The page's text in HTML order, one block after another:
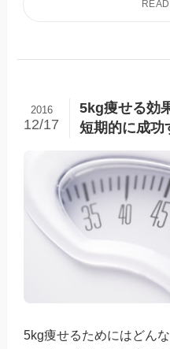
5kg痩せる効
短期的に成功
2016
12/17
5kg痩せるためにはどん